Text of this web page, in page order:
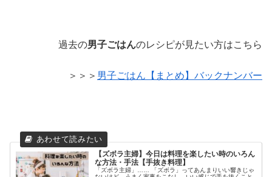
過去の男子ごはんのレシピが見たい方はこちら
＞＞＞ 男子ごはん【まとめ】バックナンバー
【ズボラ主婦】今日は料理を楽したい時のいろん
な方法・手法【手抜き料理】
「ズボラ主婦」…… 「ズボラ」ってあんまりいい響きじゃ